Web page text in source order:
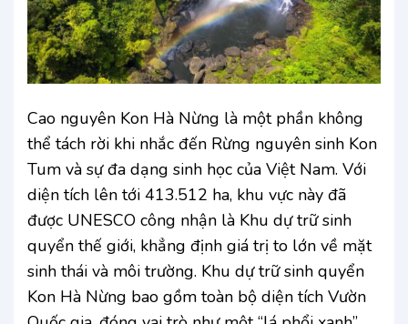
Cao nguyên Kon Hà Nừng là một phần không
thể tách rời khi nhắc đến Rừng nguyên sinh Kon
Tum và sự đa dạng sinh học của Việt Nam. Với
diện tích lên tới 413.512 ha, khu vực này đã
được UNESCO công nhận là Khu dự trữ sinh
quyển thế giới, khẳng định giá trị to lớn về mặt
sinh thái và môi trường. Khu dự trữ sinh quyển
Kon Hà Nừng bao gồm toàn bộ diện tích Vườn